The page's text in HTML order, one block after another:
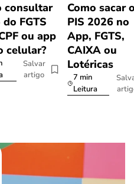
consultar
FGTS
ou app
celular?
Salvar
artigo
Como sacar
PIS 2026 no
App, FGTS,
CAIXA ou
Lotéricas
7 min
Leitura